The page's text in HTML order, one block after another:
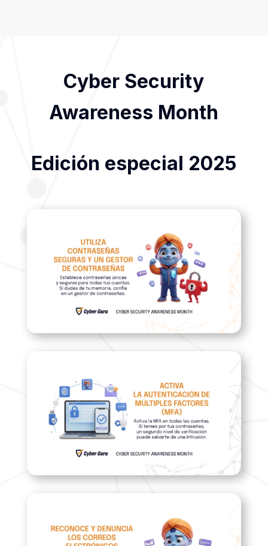
Cyber Security
Awareness Month
Edición especial 2025